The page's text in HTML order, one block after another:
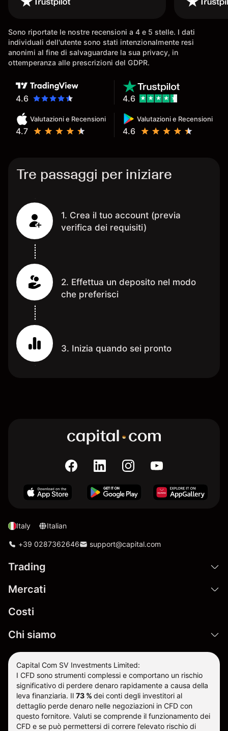
senza esperienza.
spiega
Sono riportate le nostre recensioni a 4 e 5 stelle. I dati
individuali dell'utente sono stati intenzionalmente resi
anonimi al fine di salvaguardare la sua privacy, in
ottemperanza alle prescrizioni del GDPR.
4.6
Valutazioni e Recensioni
4.7
Valutazioni e Recensioni
4.6
4.6
Tre passaggi per iniziare
1. Crea il tuo account (previa
verifica dei requisiti)
2. Effettua un deposito nel modo
che preferisci
3. Inizia quando sei pronto
Italy Italian
+39 0287362646 support@capital.com
Trading
Mercati
Costi
Chi siamo
Capital Com SV Investments Limited:
I CFD sono strumenti complessi e comportano un rischio
significativo di perdere denaro rapidamente a causa della
leva finanziaria. Il 73 % dei conti degli investitori al
dettaglio perde denaro nelle negoziazioni in CFD con
questo fornitore. Valuti se comprende il funzionamento dei
CFD e se può permettersi di correre l’elevato rischio di